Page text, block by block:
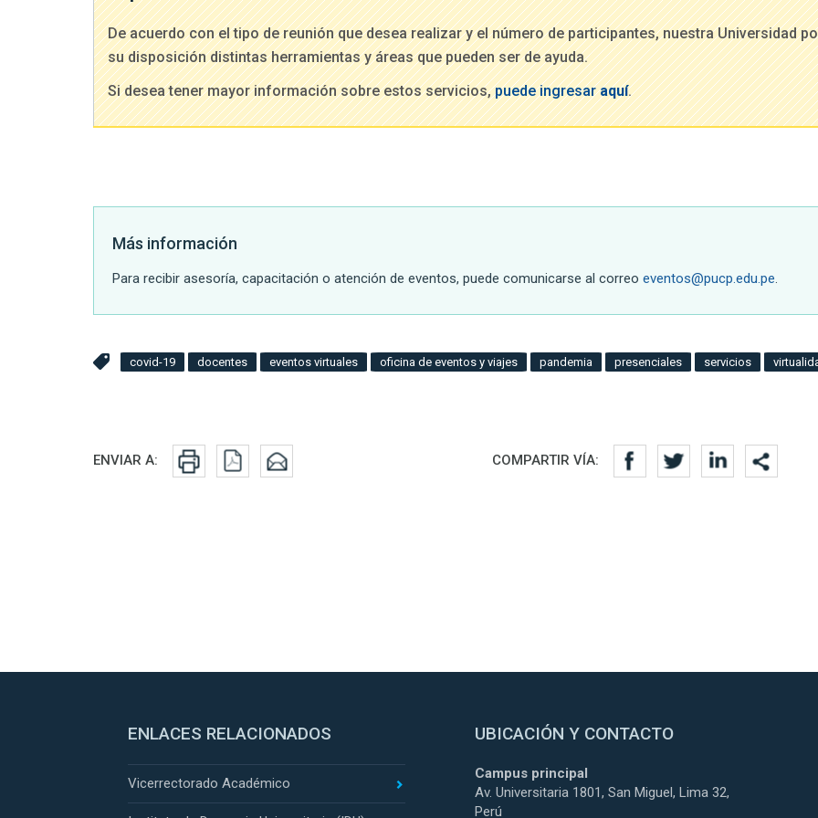
De acuerdo con el tipo de reunión que desea realizar y el número de participantes, nuestra Universidad
su disposición distintas herramientas y áreas que pueden ser de ayuda.
Si desea tener mayor información sobre estos servicios,puede ingresaraquí.
Más información
Para recibir asesoría, capacitación o atención de eventos, puede comunicarse al correo eventos@pucp.edu.pe.
covid-19 docentes eventos virtuales oficina de eventos y viajes pandemia presenciales servicios
Redes sociales
ENVIAR A: COMPARTIR VÍA:
ENLACES RELACIONADOS
Vicerrectorado Académico
UBICACIÓN Y CONTACTO
Campus principal
Av. Universitaria 1801, San Miguel, Lima 32,
Perú